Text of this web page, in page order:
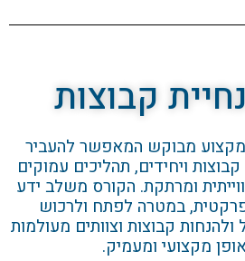
קבוצות
מקצוע מבוקש המאפשר להעביר
ויחידים, תהליכים עמוקים
ומרתקת. הקורס משלב ידע
פרקטית, במטרה לפתח ולרכוש
ולהנחות קבוצות וצוותים מעולמות
מקצועי ומעמיק.